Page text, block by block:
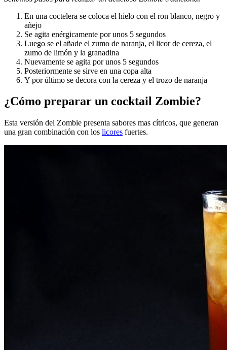
En una coctelera se coloca el hielo con el ron blanco, negro y
añejo
Se agita enérgicamente por unos 5 segundos
Luego se el añade el zumo de naranja, el licor de cereza, el
zumo de limón y la granadina
Nuevamente se agita por unos 5 segundos
Posteriormente se sirve en una copa alta
Y por último se decora con la cereza y el trozo de naranja
¿Cómo preparar un cocktail Zombie?
Esta versión del Zombie presenta sabores mas cítricos, que generan
una gran combinación con los licores fuertes.